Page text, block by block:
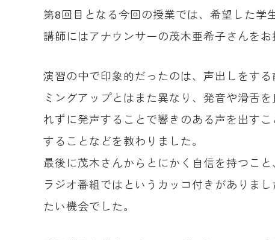
第8回目となる今回の授業では、希望した学
講師にはアナウンサーの茂木亜希子さんを
演習の中で印象的だったのは、声出しをす
ミングアップとはまた異なり、発音や滑舌
れずに発声することで響きのある声を出す
することなどを教わりました。
最後に茂木さんからとにかく自信を持つこ
ラジオ番組ではというカッコ付きがありま
たい機会でした。